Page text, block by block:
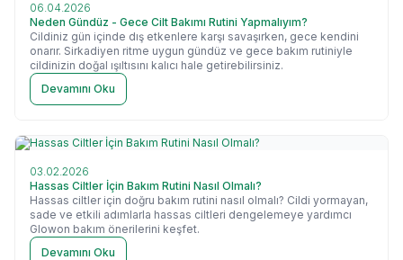
06.04.2026
Neden Gündüz - Gece Cilt Bakımı Rutini Yapmalıyım?
Cildiniz gün içinde dış etkenlere karşı savaşırken, gece kendini
onarır. Sirkadiyen ritme uygun gündüz ve gece bakım rutiniyle
cildinizin doğal ışıltısını kalıcı hale getirebilirsiniz.
Devamını Oku
03.02.2026
Hassas Ciltler İçin Bakım Rutini Nasıl Olmalı?
Hassas ciltler için doğru bakım rutini nasıl olmalı? Cildi yormayan,
sade ve etkili adımlarla hassas ciltleri dengelemeye yardımcı
Glowon bakım önerilerini keşfet.
Devamını Oku